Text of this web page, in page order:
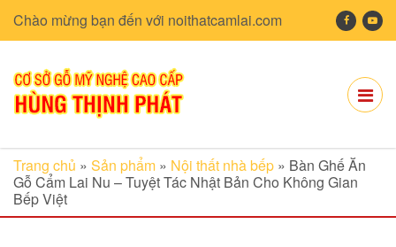
Chào mừng bạn đến với noithatcamlai.com
Trang chủ » Sản phẩm » Nội thất nhà bếp » Bàn Ghế Ăn
Gỗ Cẩm Lai Nu – Tuyệt Tác Nhật Bản Cho Không Gian
Bếp Việt